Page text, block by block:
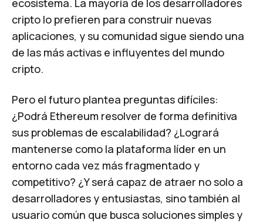
ecosistema. La mayoría de los desarrolladores
cripto lo prefieren para construir nuevas
aplicaciones, y su comunidad sigue siendo una
de las más activas e influyentes del mundo
cripto.
Pero el futuro plantea preguntas difíciles:
¿Podrá Ethereum resolver de forma definitiva
sus problemas de escalabilidad? ¿Logrará
mantenerse como la plataforma líder en un
entorno cada vez más fragmentado y
competitivo? ¿Y será capaz de atraer no solo a
desarrolladores y entusiastas, sino también al
usuario común que busca soluciones simples y